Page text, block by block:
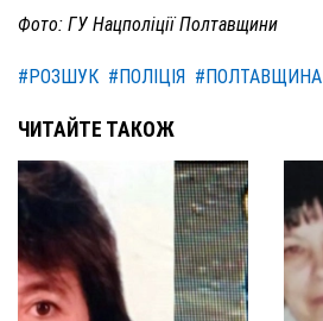
Фото: ГУ Нацполіції Полтавщини
#РОЗШУК #ПОЛІЦІЯ #ПОЛТАВЩИНА
ЧИТАЙТЕ ТАКОЖ